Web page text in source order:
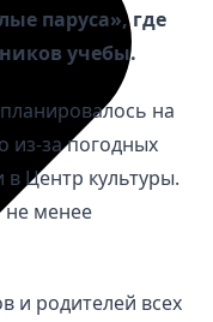
паруса», где
учебы.
на
из-за погодных
Центр культуры.
не менее
и родителей всех